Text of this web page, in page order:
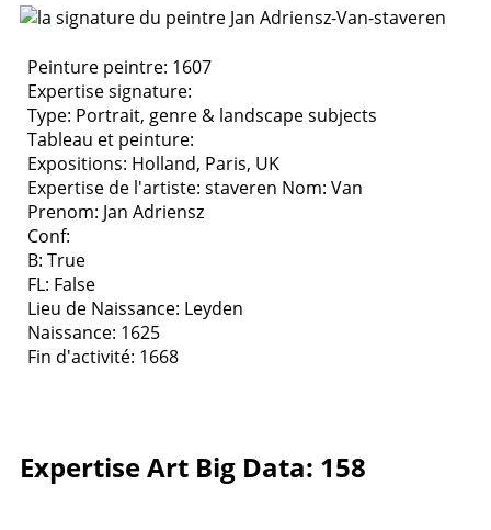
Peinture peintre: 1607
Expertise signature:
Type: Portrait, genre & landscape subjects
Tableau et peinture:
Expositions: Holland, Paris, UK
Expertise de l'artiste: staveren Nom: Van
Prenom: Jan Adriensz
Conf:
B: True
FL: False
Lieu de Naissance: Leyden
Naissance: 1625
Fin d'activité: 1668
Expertise Art Big Data: 158